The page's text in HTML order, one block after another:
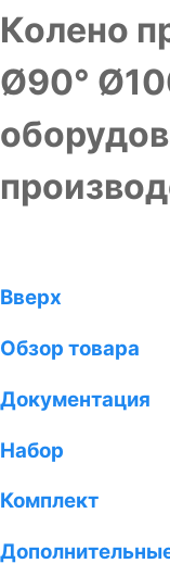
Колено
Ø90°
Вверх
Обзор товара
Документация
Набор
Комплект